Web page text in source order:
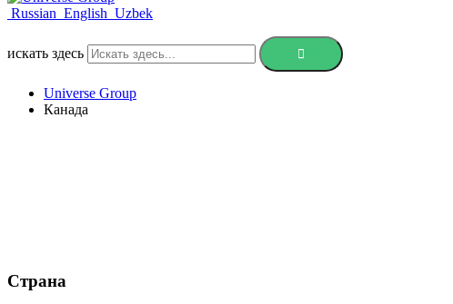
Russian English Uzbek
искать здесь
Universe Group
Канада
Страна